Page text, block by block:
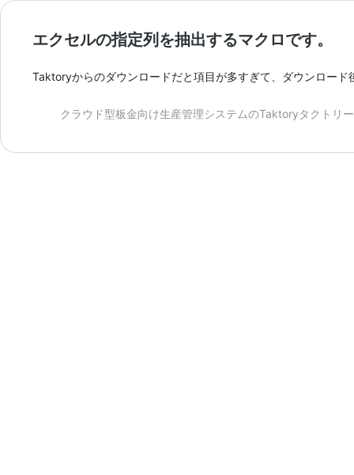
エクセルの指定列を抽出するマクロです。
Taktoryからのダウンロードだと項目が多すぎて、ダウンロー
クラウド型板金向け生産管理システムのTaktoryタクトリー